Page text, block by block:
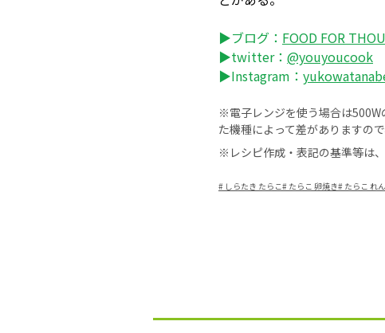
▶ブログ： FOOD FOR
▶twitter： @youyoucook
▶Instagram：
※電子レンジを使う場合は500W
た機種によって差がありますの
※レシピ作成・表記の基準等は、
# しらたき たらこ# たらこ 卵焼き# たらこ れ